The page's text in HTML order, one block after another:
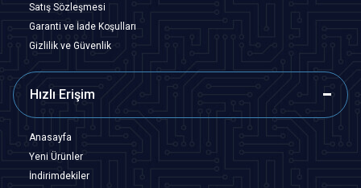
Satış Sözleşmesi
Garanti ve İade Koşulları
Gizlilik ve Güvenlik
Hızlı Erişim
Anasayfa
Yeni Ürünler
İndirimdekiler